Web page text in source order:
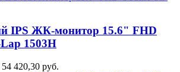
IPS ЖК-монитор 15.6" FHD
1503H
54 420,30 руб.